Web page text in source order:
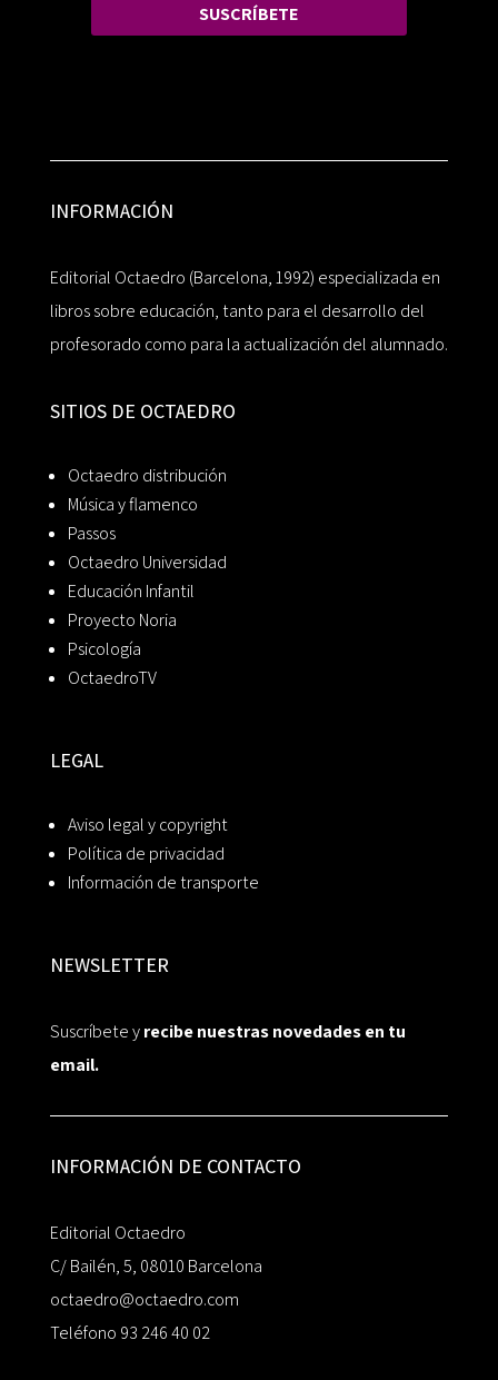
SUSCRÍBETE
INFORMACIÓN
Editorial Octaedro (Barcelona, 1992) especializada en
libros sobre educación, tanto para el desarrollo del
profesorado como para la actualización del alumnado.
SITIOS DE OCTAEDRO
Octaedro distribución
Música y flamenco
Passos
Octaedro Universidad
Educación Infantil
Proyecto Noria
Psicología
OctaedroTV
LEGAL
Aviso legal y copyright
Política de privacidad
Información de transporte
NEWSLETTER
Suscríbete yrecibe nuestras novedades en tu
email.
INFORMACIÓN DE CONTACTO
Editorial Octaedro
C/ Bailén, 5, 08010 Barcelona
octaedro@octaedro.com
Teléfono 93 246 40 02